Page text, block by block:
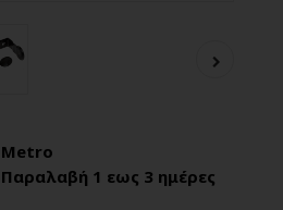
Metro
Παραλαβή 1 εως 3 ημέρες